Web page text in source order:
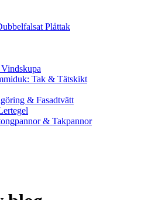
Plåttak
Tak & Tätskikt
& Fasadtvätt
& Takpannor